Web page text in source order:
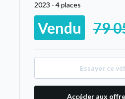
2023 - 4 places
Vendu 79
Essayer ce
Accéder aux